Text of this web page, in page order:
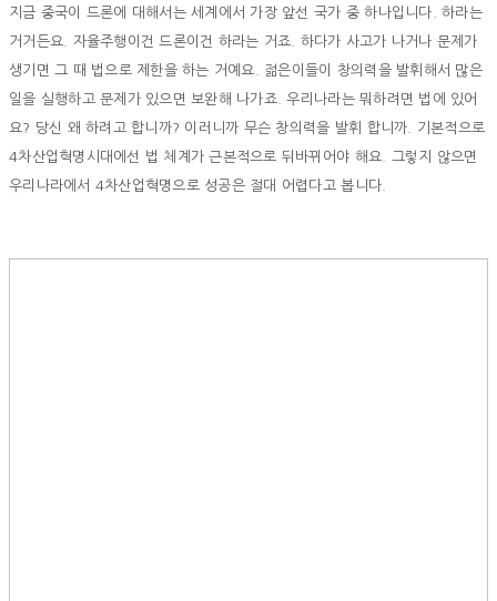
지금 중국이 드론에 대해서는 세계에서 가장 앞선 국가 중 하나입니다. 하라는
거거든요. 자율주행이건 드론이건 하라는 거죠. 하다가 사고가 나거나 문제가
생기면 그 때 법으로 제한을 하는 거예요. 젊은이들이 창의력을 발휘해서 많은
일을 실행하고 문제가 있으면 보완해 나가죠. 우리나라는 뭐하려면 법에 있어
요? 당신 왜 하려고 합니까? 이러니까 무슨 창의력을 발휘 합니까. 기본적으로
4차산업혁명시대에선 법 체계가 근본적으로 뒤바뀌어야 해요. 그렇지 않으면
우리나라에서 4차산업혁명으로 성공은 절대 어렵다고 봅니다.